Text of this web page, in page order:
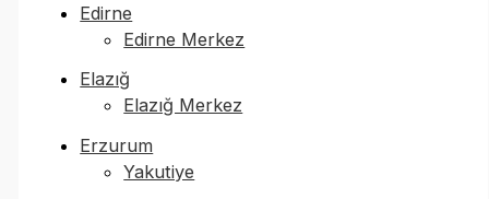
Edirne
Edirne Merkez
Elazığ
Elazığ Merkez
Erzurum
Yakutiye